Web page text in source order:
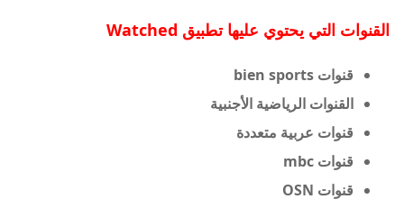
القنوات التي يحتوي عليها تطبيق Watched
قنوات bien sports
القنوات الرياضية الأجنبية
قنوات عربية متعددة
قنوات mbc
قنوات OSN